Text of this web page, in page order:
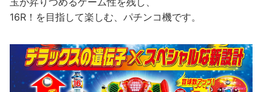
16R！を目指して楽しむ、パチンコ機です。